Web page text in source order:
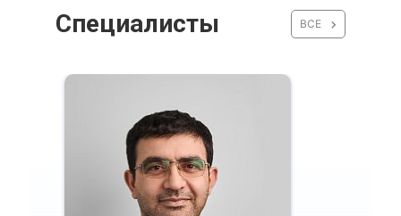
Специалисты ВСЕ